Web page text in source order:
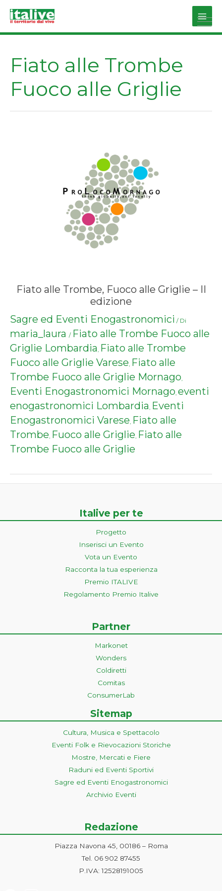
Main
Fiato alle Trombe
Fuoco alle Griglie
Fiato alle Trombe, Fuoco alle Griglie – II
edizione
Sagre ed Eventi Enogastronomici / Di
maria_laura / Fiato alle Trombe Fuoco alle
Griglie Lombardia, Fiato alle Trombe
Fuoco alle Griglie Varese, Fiato alle
Trombe Fuoco alle Griglie Mornago,
Eventi Enogastronomici Mornago, eventi
enogastronomici Lombardia, Eventi
Enogastronomici Varese, Fiato alle
Trombe, Fuoco alle Griglie, Fiato alle
Trombe Fuoco alle Griglie
Italive per te
Progetto
Inserisci un Evento
Vota un Evento
Racconta la tua esperienza
Premio ITALIVE
Regolamento Premio Italive
Partner
Markonet
Wonders
Coldiretti
Comitas
ConsumerLab
Sitemap
Cultura, Musica e Spettacolo
Eventi Folk e Rievocazioni Storiche
Mostre, Mercati e Fiere
Raduni ed Eventi Sportivi
Sagre ed Eventi Enogastronomici
Archivio Eventi
Redazione
Piazza Navona 45, 00186 – Roma
Tel. 06 902 87455
P.IVA: 12528191005